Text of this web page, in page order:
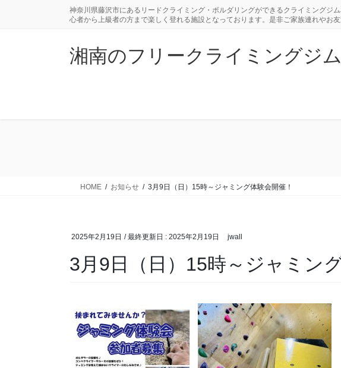
神奈川県藤沢市にあるリードクライミング・ボルダリングができるクライミングジ
心者から上級者の方まで楽しく登れる施設となっております。是非ご家族連れやお友
湘南のフリークライミングジ
HOME お知らせ 3月9日（日）15時～ジャミング体験会開催！
2025年2月19日 / 最終更新日 : 2025年2月19日 jwall
3月9日（日）15時～ジャミン